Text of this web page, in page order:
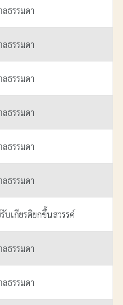
ธรรมดา
ธรรมดา
ธรรมดา
ธรรมดา
ธรรมดา
ธรรมดา
บเกียรติยกขึ้นสวรรค์
ธรรมดา
ธรรมดา